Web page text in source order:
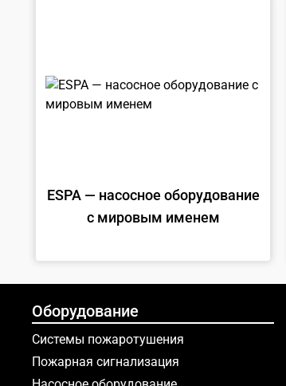
ESPA — насосное оборудование
с мировым именем
Оборудование
Системы пожаротушения
Пожарная сигнализация